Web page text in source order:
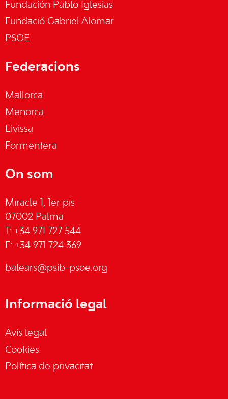
Fundación Pablo Iglesias
Fundació Gabriel Alomar
PSOE
Federacions
Mallorca
Menorca
Eivissa
Formentera
On som
Miracle 1, 1er pis
07002 Palma
T: +34 971 727 544
F: +34 971 724 369
balears@psib-psoe.org
Informació legal
Avis legal
Cookies
Política de privacitat